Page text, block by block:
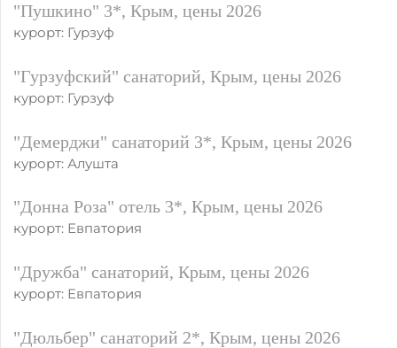
"Пушкино" 3*, Крым, цены 2026
курорт: Гурзуф
"Гурзуфский" санаторий, Крым, цены 2026
курорт: Гурзуф
"Демерджи" санаторий 3*, Крым, цены 2026
курорт: Алушта
"Донна Роза" отель 3*, Крым, цены 2026
курорт: Евпатория
"Дружба" санаторий, Крым, цены 2026
курорт: Евпатория
"Дюльбер" санаторий 2*, Крым, цены 2026